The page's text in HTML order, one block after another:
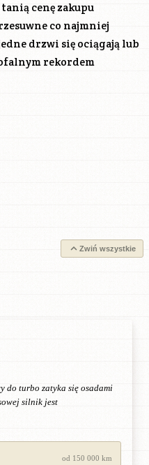
cenę zakupu
co najmniej
drzwi się ociągają lub
rekordem
Zwiń wszystkie
do turbo zatyka się osadami
silnik jest
od 150 000 km